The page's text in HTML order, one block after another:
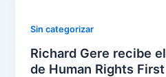
Sin categorizar
Richard Gere recibe
de Human Rights First